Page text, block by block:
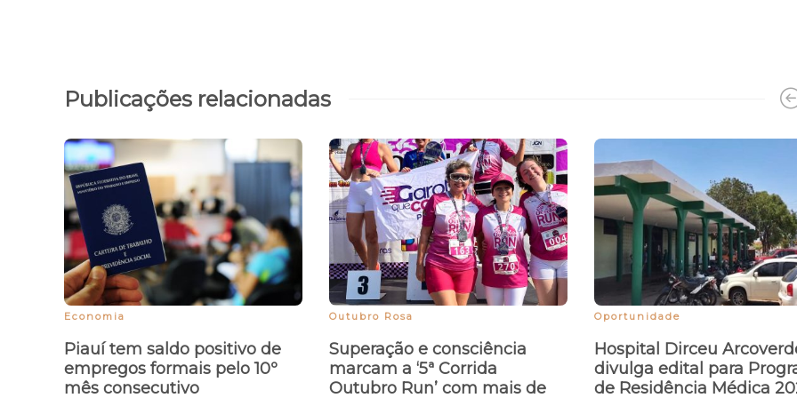
Publicações relacionadas
Economia
Piauí tem saldo positivo de
empregos formais pelo 10º
mês consecutivo
Outubro Rosa
Superação e consciência
marcam a ‘5ª Corrida
Outubro Run’ com mais de
Oportunidade
Hospital Dirceu
divulga edital para
de Residência Médica